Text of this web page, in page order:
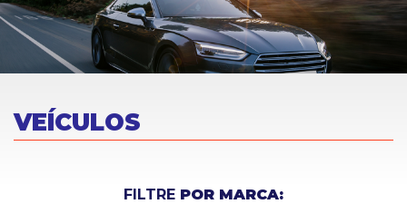
VEÍCULOS
FILTRE POR MARCA: